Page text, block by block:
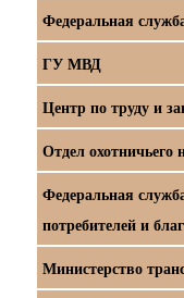
Федеральная
ГУ МВД
Центр по труду и
Отдел охотничьего
Федеральная
потребителей и
Министерство